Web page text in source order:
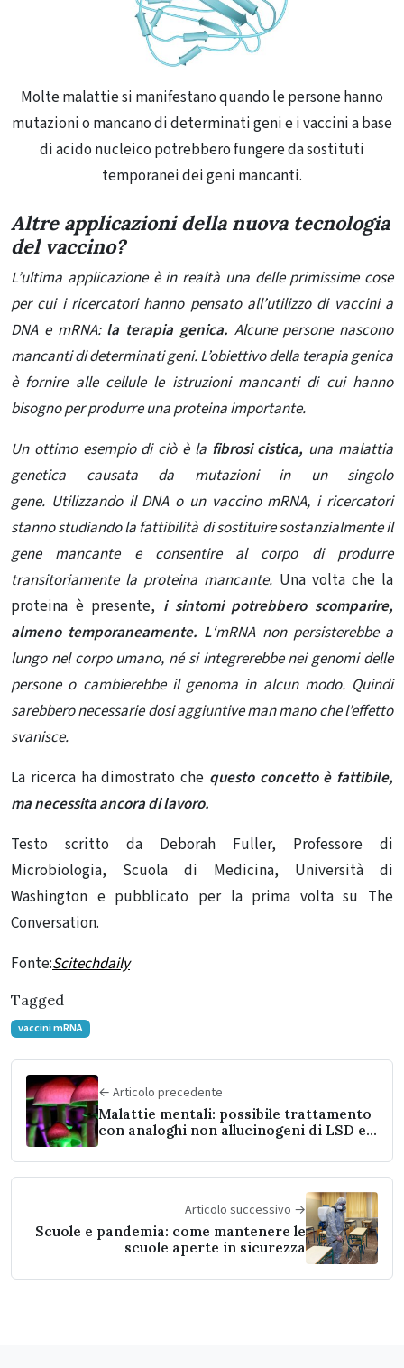
Molte malattie si manifestano quando le persone hanno
mutazioni o mancano di determinati geni e i vaccini a base
di acido nucleico potrebbero fungere da sostituti
temporanei dei geni mancanti.
Altre applicazioni della nuova tecnologia
del vaccino?
L’ultima applicazione è in realtà una delle primissime cose
per cui i ricercatori hanno pensato all’utilizzo di vaccini a
DNA e mRNA:la terapia genica. Alcune persone nascono
mancanti di determinati geni. L’obiettivo della terapia genica
è fornire alle cellule le istruzioni mancanti di cui hanno
bisogno per produrre una proteina importante.
Un ottimo esempio di ciò è la fibrosi cistica, una malattia
genetica causata da mutazioni in un singolo
gene. Utilizzando il DNA o un vaccino mRNA, i ricercatori
stanno studiando la fattibilità di sostituire sostanzialmente il
gene mancante e consentire al corpo di produrre
transitoriamente la proteina mancante. Una volta che la
proteina è presente, i sintomi potrebbero scomparire,
almeno temporaneamente. L‘mRNA non persisterebbe a
lungo nel corpo umano, né si integrerebbe nei genomi delle
persone o cambierebbe il genoma in alcun modo. Quindi
sarebbero necessarie dosi aggiuntive man mano che l’effetto
svanisce.
La ricerca ha dimostrato che questo concetto è fattibile,
ma necessita ancora di lavoro.
Testo scritto da Deborah Fuller, Professore di
Microbiologia, Scuola di Medicina, Università di
Washington e pubblicato per la prima volta su The
Conversation.
Fonte:Scitechdaily
Tagged
vaccini mRNA
← Articolo precedente
Malattie mentali: possibile trattamento
con analoghi non allucinogeni di LSD e
Articolo successivo →
Scuole e pandemia: come mantenere le
scuole aperte in sicurezza